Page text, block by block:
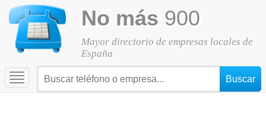
No más 900
Mayor directorio de empresas locales de
España
Toggle
navigation